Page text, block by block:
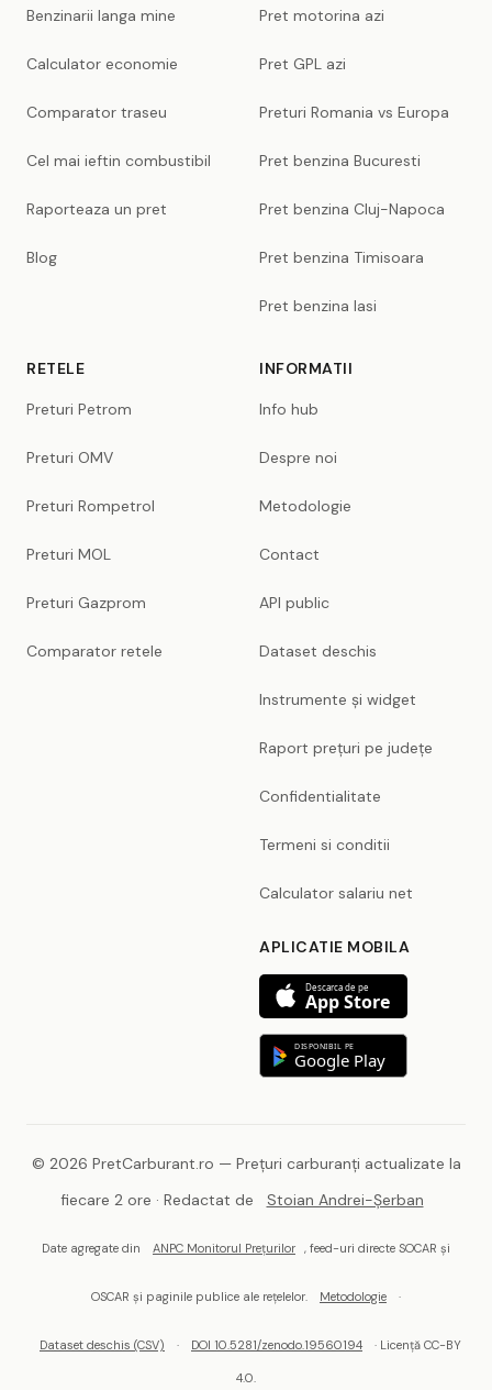
Benzinarii langa mine
Calculator economie
Comparator traseu
Cel mai ieftin combustibil
Raporteaza un pret
Blog
Pret motorina azi
Pret GPL azi
Preturi Romania vs Europa
Pret benzina Bucuresti
Pret benzina Cluj-Napoca
Pret benzina Timisoara
Pret benzina Iasi
RETELE
Preturi Petrom
Preturi OMV
Preturi Rompetrol
Preturi MOL
Preturi Gazprom
Comparator retele
INFORMATII
Info hub
Despre noi
Metodologie
Contact
API public
Dataset deschis
Instrumente și widget
Raport prețuri pe județe
Confidentialitate
Termeni si conditii
Calculator salariu net
APLICATIE MOBILA
Descarca de pe
App Store
DISPONIBIL PE
Google Play
© 2026 PretCarburant.ro — Prețuri carburanți actualizate la
fiecare 2 ore · Redactat de
Stoian Andrei-Șerban
Date agregate din ANPC Monitorul Prețurilor , feed-uri directe SOCAR și
OSCAR și paginile publice ale rețelelor. Metodologie ·
Dataset deschis (CSV) · DOI 10.5281/zenodo.19560194 · Licență CC-BY
4.0.